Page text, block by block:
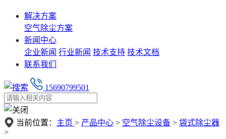
解决方案
空气除尘方案
新闻中心
企业新闻 行业新闻 技术支持 技术文档
联系我们
15690799501
当前位置： 主页 > 产品中心 > 空气除尘设备 > 袋式除尘器
>